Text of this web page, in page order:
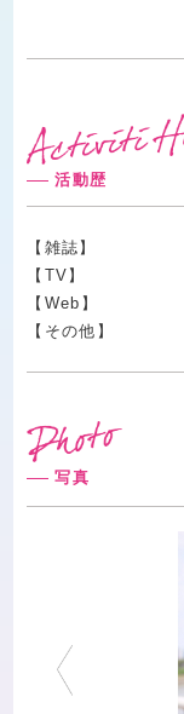
活動歴
【雑誌】
【TV】
【Web】
【その他】
写真